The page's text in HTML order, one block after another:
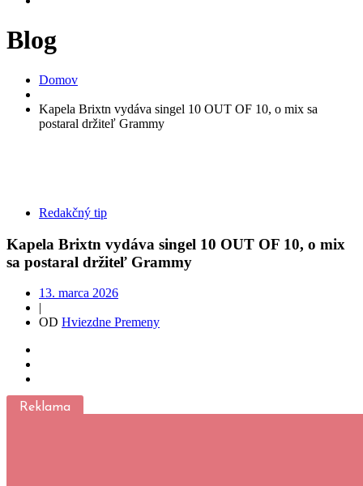
Blog
Domov
Kapela Brixtn vydáva singel 10 OUT OF 10, o mix sa
postaral držiteľ Grammy
Redakčný tip
Kapela Brixtn vydáva singel 10 OUT OF 10, o mix
sa postaral držiteľ Grammy
13. marca 2026
|
OD Hviezdne Premeny